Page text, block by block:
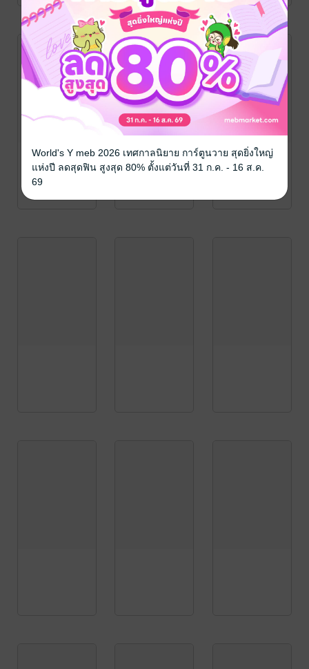
World's Y meb 2026 เทศกาลนิยาย การ์ตูนวาย สุดยิ่งใหญ่
แห่งปี ลดสุดฟิน สูงสุด 80% ตั้งแต่วันที่ 31 ก.ค. - 16 ส.ค.
69